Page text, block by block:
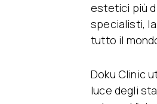
estetici più
specialisti,
tutto il
Doku Clinic
luce degli